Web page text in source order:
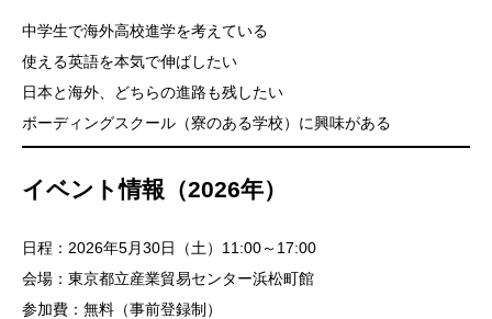
中学生で海外高校進学を考えている
使える英語を本気で伸ばしたい
日本と海外、どちらの進路も残したい
ボーディングスクール（寮のある学校）に興味がある
イベント情報（2026年）
日程：2026年5月30日（土）11:00～17:00
会場：東京都立産業貿易センター浜松町館
参加費：無料（事前登録制）